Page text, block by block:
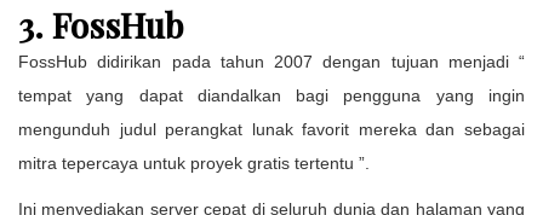
3. FossHub
FossHub didirikan pada tahun 2007 dengan tujuan menjadi “
tempat yang dapat diandalkan bagi pengguna yang ingin
mengunduh judul perangkat lunak favorit mereka dan sebagai
mitra tepercaya untuk proyek gratis tertentu ”.
Ini menyediakan server cepat di seluruh dunia dan halaman yang